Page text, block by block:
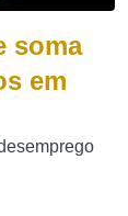
soma
em